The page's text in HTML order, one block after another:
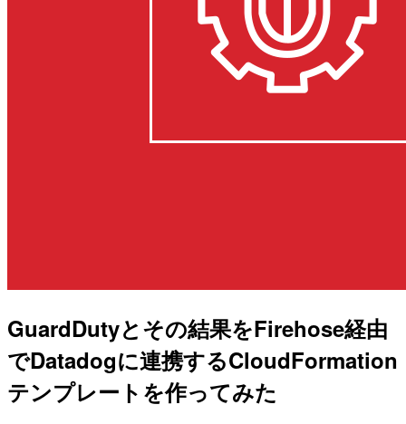
GuardDutyとその結果をFirehose経由
でDatadogに連携するCloudFormation
テンプレートを作ってみた